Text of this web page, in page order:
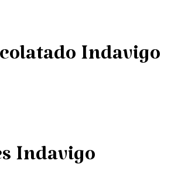
Indavigo
Indavigo